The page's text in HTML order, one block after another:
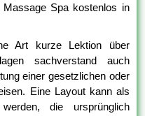
Spa kostenlos in
Art kurze Lektion über
sachverstand auch
einer gesetzlichen oder
Eine Layout kann als
die ursprünglich